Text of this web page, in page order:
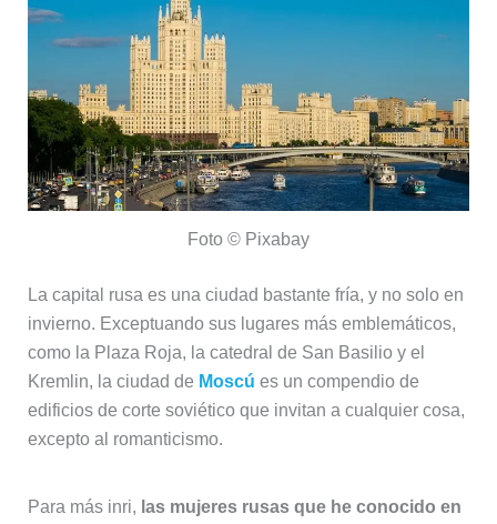
Foto © Pixabay
La capital rusa es una ciudad bastante fría, y no solo en
invierno. Exceptuando sus lugares más emblemáticos,
como la Plaza Roja, la catedral de San Basilio y el
Kremlin, la ciudad de Moscú es un compendio de
edificios de corte soviético que invitan a cualquier cosa,
excepto al romanticismo.
Para más inri, las mujeres rusas que he conocido en